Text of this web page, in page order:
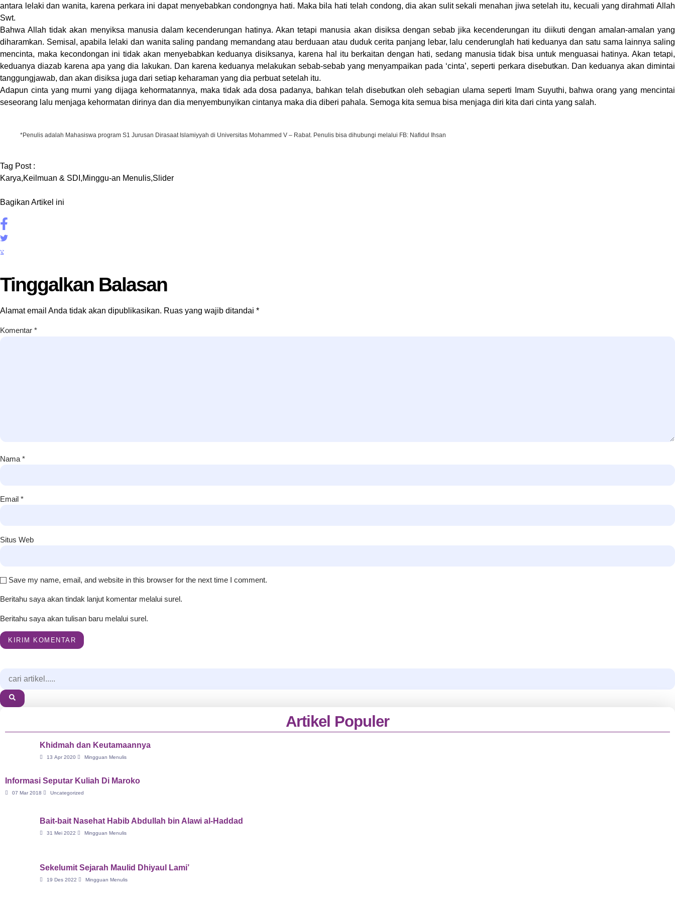
antara lelaki dan wanita, karena perkara ini dapat menyebabkan condongnya hati. Maka bila hati telah condong, dia akan sulit sekali menahan jiwa setelah itu, kecuali yang dirahmati Allah
Swt.
Bahwa Allah tidak akan menyiksa manusia dalam kecenderungan hatinya. Akan tetapi manusia akan disiksa dengan sebab jika kecenderungan itu diikuti dengan amalan-amalan yang
diharamkan. Semisal, apabila lelaki dan wanita saling pandang memandang atau berduaan atau duduk cerita panjang lebar, lalu cenderunglah hati keduanya dan satu sama lainnya saling
mencinta, maka kecondongan ini tidak akan menyebabkan keduanya disiksanya, karena hal itu berkaitan dengan hati, sedang manusia tidak bisa untuk menguasai hatinya. Akan tetapi,
keduanya diazab karena apa yang dia lakukan. Dan karena keduanya melakukan sebab-sebab yang menyampaikan pada ‘cinta’, seperti perkara disebutkan. Dan keduanya akan dimintai
tanggungjawab, dan akan disiksa juga dari setiap keharaman yang dia perbuat setelah itu.
Adapun cinta yang murni yang dijaga kehormatannya, maka tidak ada dosa padanya, bahkan telah disebutkan oleh sebagian ulama seperti Imam Suyuthi, bahwa orang yang mencintai
seseorang lalu menjaga kehormatan dirinya dan dia menyembunyikan cintanya maka dia diberi pahala. Semoga kita semua bisa menjaga diri kita dari cinta yang salah.
*Penulis adalah Mahasiswa program S1 Jurusan Dirasaat Islamiyyah di Universitas Mohammed V – Rabat. Penulis bisa dihubungi melalui FB: Nafidul Ihsan
Tag Post :
Karya,Keilmuan & SDI ,Minggu-an Menulis,Slider
Bagikan Artikel ini
Tinggalkan Balasan
Alamat email Anda tidak akan dipublikasikan. Ruas yang wajib ditandai *
Komentar *
Nama *
Email *
Situs Web
Save my name, email, and website in this browser for the next time I comment.
Beritahu saya akan tindak lanjut komentar melalui surel.
Beritahu saya akan tulisan baru melalui surel.
Artikel Populer
Khidmah dan Keutamaannya
13 Apr 2020 Mingguan Menulis
Informasi Seputar Kuliah Di Maroko
07 Mar 2018 Uncategorized
Bait-bait Nasehat Habib Abdullah bin Alawi al-Haddad
31 Mei 2022 Mingguan Menulis
Sekelumit Sejarah Maulid Dhiyaul Lami’
19 Des 2022 Mingguan Menulis